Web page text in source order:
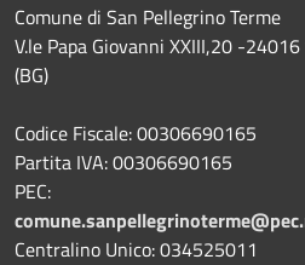
Comune di San Pellegrino Terme
V.le Papa Giovanni XXIII,20 -
(BG)
Codice Fiscale: 00306690165
Partita IVA: 00306690165
PEC:
Centralino Unico: 034525011